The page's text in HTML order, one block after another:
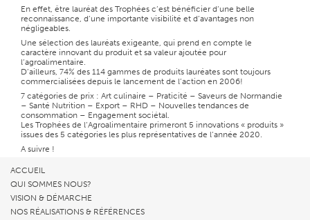
En effet, être lauréat des Trophées c’est bénéficier d’une belle
reconnaissance, d’une importante visibilité et d’avantages non
négligeables.
Une sélection des lauréats exigeante, qui prend en compte le
caractère innovant du produit et sa valeur ajoutée pour
l’agroalimentaire.
D’ailleurs, 74% des 114 gammes de produits lauréates sont toujours
commercialisées depuis le lancement de l’action en 2006!
7 catégories de prix : Art culinaire – Praticité – Saveurs de Normandie
– Santé Nutrition – Export – RHD – Nouvelles tendances de
consommation – Engagement sociétal.
Les Trophées de l’Agroalimentaire primeront 5 innovations « produits »
issues des 5 catégories les plus représentatives de l’année 2020.
A suivre !
ACCUEIL
QUI SOMMES NOUS?
VISION & DÉMARCHE
NOS RÉALISATIONS & RÉFÉRENCES